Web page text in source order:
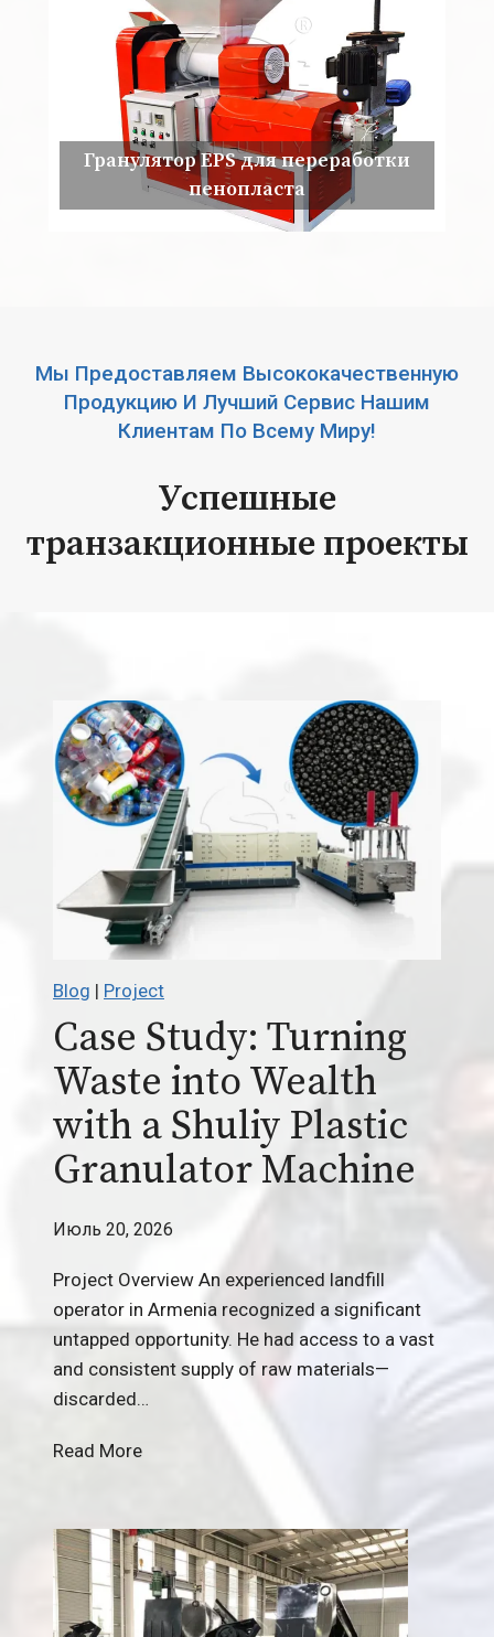
Гранулятор EPS для переработки
пенопласта
Мы Предоставляем Высококачественную
Продукцию И Лучший Сервис Нашим
Клиентам По Всему Миру!
Успешные
транзакционные проекты
Blog | Project
Case Study: Turning
Waste into Wealth
with a Shuliy Plastic
Granulator Machine
Июль 20, 2026
Project Overview An experienced landfill
operator in Armenia recognized a significant
untapped opportunity. He had access to a vast
and consistent supply of raw materials—
discarded…
Read MoreC
e
S
t
u